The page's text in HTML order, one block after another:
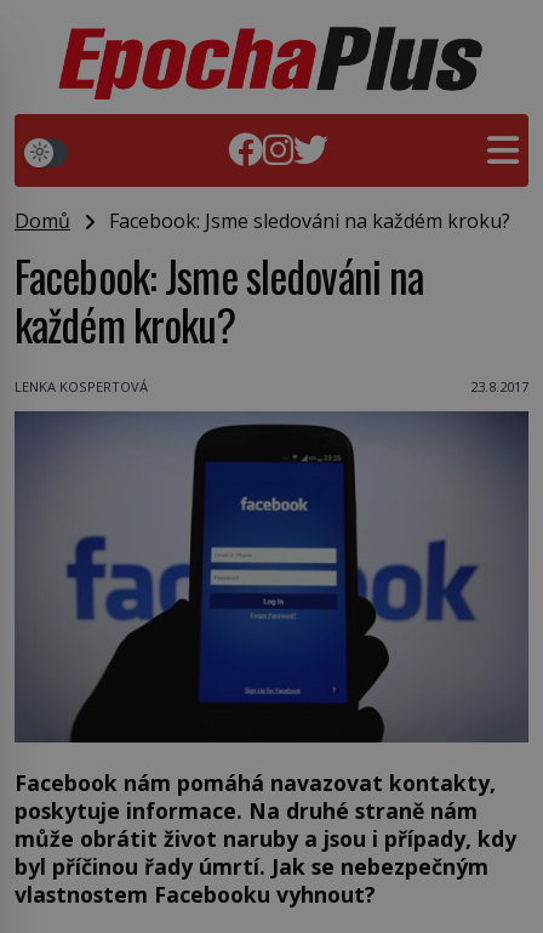
Domů Facebook: Jsme sledováni na každém kroku?
Facebook: Jsme sledováni na
každém kroku?
LENKA KOSPERTOVÁ 23.8.2017
Facebook nám pomáhá navazovat kontakty,
poskytuje informace. Na druhé straně nám
může obrátit život naruby a jsou i případy, kdy
byl příčinou řady úmrtí. Jak se nebezpečným
vlastnostem Facebooku vyhnout?